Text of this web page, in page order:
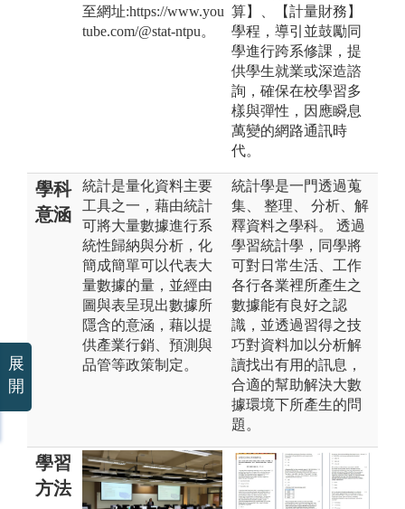
至網址:https://www.you
tube.com/@stat-ntpu。
算】、【計量財務】
學程，導引並鼓勵同
學進行跨系修課，提
供學生就業或深造諮
詢，確保在校學習多
樣與彈性，因應瞬息
萬變的網路通訊時
代。
學科
意涵
統計是量化資料主要
工具之一，藉由統計
可將大量數據進行系
統性歸納與分析，化
簡成簡單可以代表大
量數據的量，並經由
圖與表呈現出數據所
隱含的意涵，藉以提
供產業行銷、預測與
品管等政策制定。
統計學是一門透過蒐
集、 整理、 分析、解
釋資料之學科。 透過
學習統計學，同學將
可對日常生活、工作
各行各業裡所產生之
數據能有良好之認
識，並透過習得之技
巧對資料加以分析解
讀找出有用的訊息，
合適的幫助解決大數
據環境下所產生的問
題。
學習
方法
展
開